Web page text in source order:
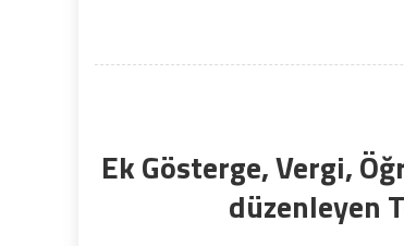
Ek Gösterge, Vergi,
düzenleyen